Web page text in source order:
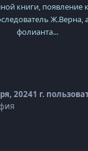
книги, появление
Ж.Верна,
фолианта...
20241 г.